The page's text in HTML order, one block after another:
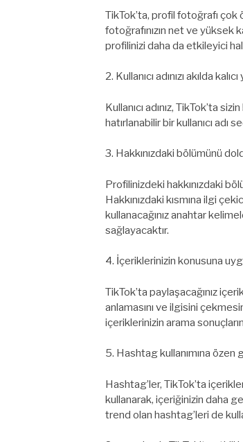
TikTok’ta, profil fotoğrafı çok
fotoğrafınızın net ve
profilinizi daha da etkileyici
2. Kullanıcı adınızı akılda kalıcı
Kullanıcı adınız, TikTok’ta
hatırlanabilir bir kullanıcı adı
3. Hakkınızdaki bölümünü
Profilinizdeki hakkınızdaki
Hakkınızdaki kısmına ilgi
kullanacağınız anahtar
sağlayacaktır.
4. İçeriklerinizin konusuna
TikTok’ta paylaşacağınız
anlamasını ve ilgisini
içeriklerinizin arama
5. Hashtag kullanımına özen
Hashtag’ler, TikTok’ta
kullanarak, içeriğinizin daha
trend olan hashtag’leri de